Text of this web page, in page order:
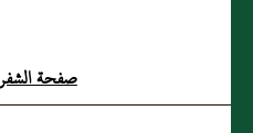
صفحة